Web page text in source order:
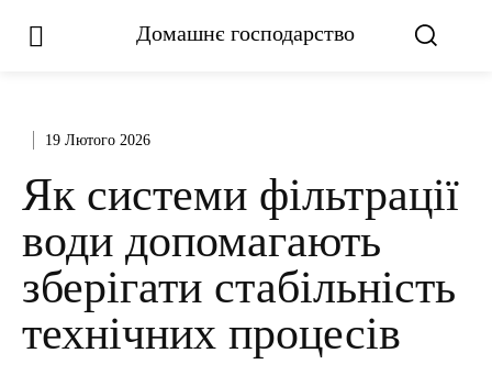
Домашнє господарство
19 Лютого 2026
Як системи фільтрації
води допомагають
зберігати стабільність
технічних процесів